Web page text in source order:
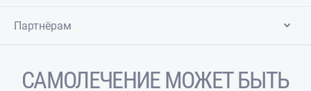
Партнёрам
САМОЛЕЧЕНИЕ МОЖЕТ БЫТЬ